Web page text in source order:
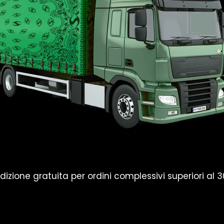
gratuita per ordini complessivi superiori al